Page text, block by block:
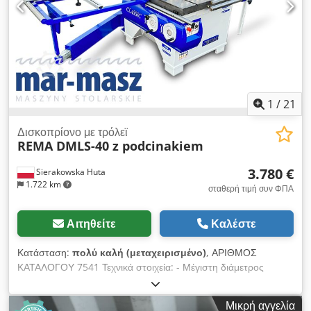
1 /21
Sierakowska Huta
1.722 km
Δισκοπρίονο με τρόλεϊ
REMA DMLS-40 z podcinakiem
3.780 €
σταθερή τιμή συν ΦΠΑ
Αιτηθείτε Καλέστε
Κατάσταση: πολύ καλή (μεταχειρισμένο), ΑΡΙΘΜΟΣ
ΚΑΤΑΛΟΓΟΥ 7541 Τεχνικά στοιχεία: - Μέγιστη διάμετρος
κύριου δίσκου (χωρίς προεγκοπή): 400mm - Μέγιστη
διάμετρος κύριου δίσκου (με προεγκοπή): 350mm - Διάμετρος
Μικρή αγγελία